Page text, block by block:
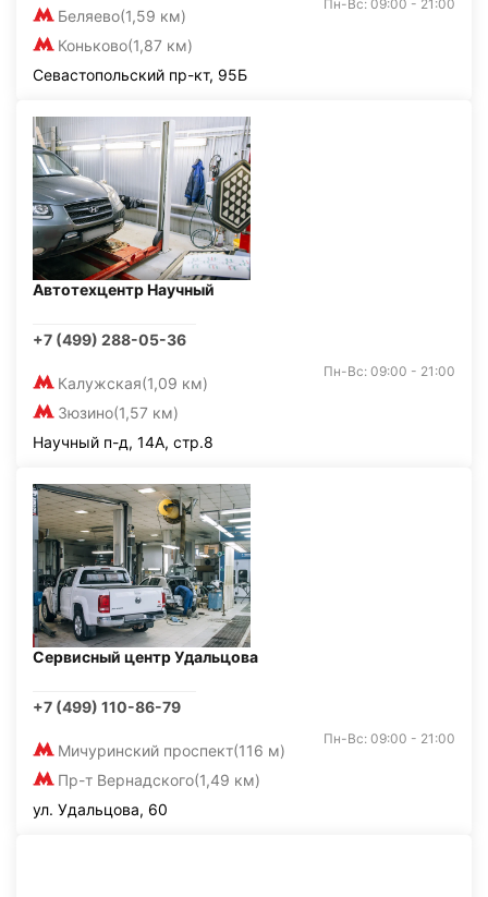
Беляево(1,59 км)
Коньково(1,87 км)
Пн-Вс: 09:00 - 21:00
Севастопольский пр-кт, 95Б
Автотехцентр Научный
+7 (499) 288-05-36
Калужская(1,09 км)
Зюзино(1,57 км)
Пн-Вс: 09:00 - 21:00
Научный п-д, 14А, стр.8
Сервисный центр Удальцова
+7 (499) 110-86-79
Мичуринский проспект(116 м)
Пр-т Вернадского(1,49 км)
Пн-Вс: 09:00 - 21:00
ул. Удальцова, 60